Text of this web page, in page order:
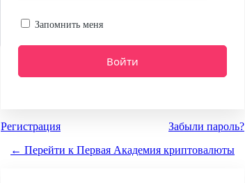
Запомнить меня
Регистрация
Забыли пароль?
← Перейти к Первая Академия криптовалюты